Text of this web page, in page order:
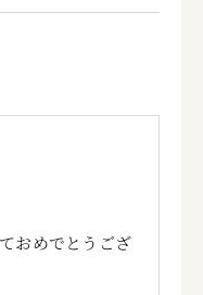
おめでとうござ